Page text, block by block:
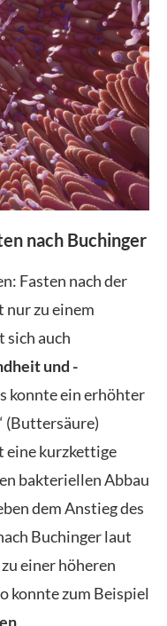
nach Buchinger
Fasten nach der
zu einem
auch
und -
konnte ein erhöhter
(Buttersäure)
eine kurzkettige
bakteriellen Abbau
dem Anstieg des
Buchinger laut
einer höheren
konnte zum Beispiel